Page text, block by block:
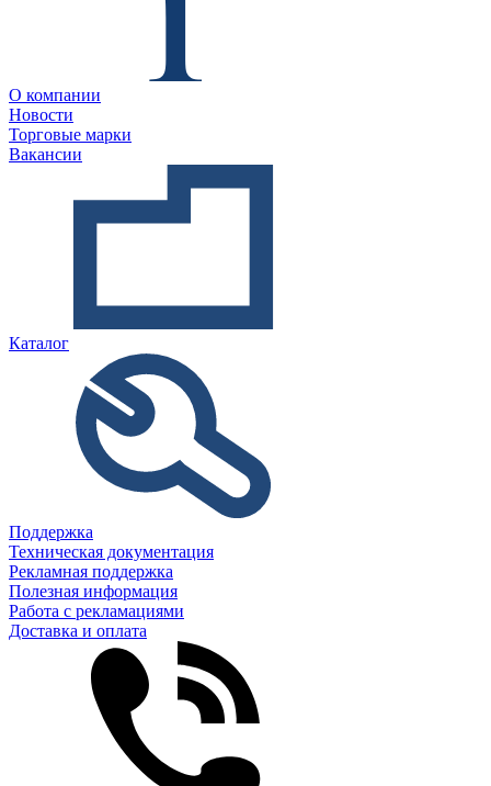
О компании
Новости
Торговые марки
Вакансии
Каталог
Поддержка
Техническая документация
Рекламная поддержка
Полезная информация
Работа с рекламациями
Доставка и оплата